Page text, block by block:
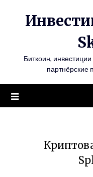
Биткоин,
партнёрские